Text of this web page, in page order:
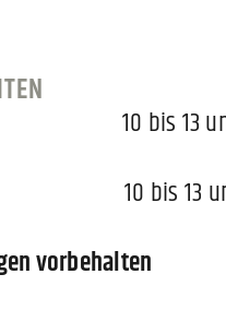
10 bis 13 und
10 bis 13 und
vorbehalten